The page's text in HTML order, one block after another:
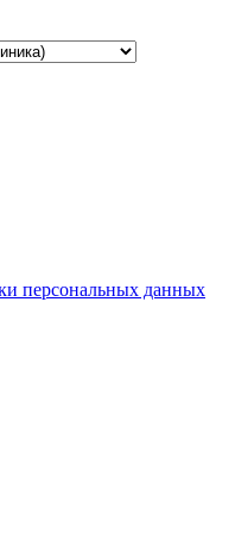
персональных данных